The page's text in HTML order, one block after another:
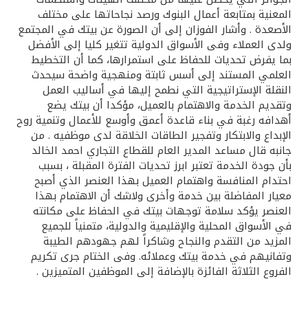
المملكة المتحدة
مملكة البحرين
المعنية بمتابعة أعمال البنوك ورصد نجاحاتها على مختلف
الأصعدة . وأشار الفوزان إلى أن الصورة عن بيتك في المجتمع
ولدى العملاء وفى الأسواق الدولية تتغير كليا إلى الأفضل
بما يفرض تحديات للحفاظ على استمرارها، كما أن التخطيط
العلمي المستند إلى أسس ثابتة ومنهجية واضحة سيحدث
النقلة الإستراتيجية التي نطمح إليها في أساليب العمل
وتقديم الخدمة والاهتمام بالعميل، مؤكدا أن بيتك يضع
أهدافه رغبة في بناء قاعدة أعمق وأوسع للأعمال وتنمية روح
الإبداع والابتكار وتفجير الطاقات الخلاقة لدى موظفيه . من
جانبه قال مساعد المدير العام للقطاع التجاري احمد الخالد
بأن جودة الخدمة تعتبر ابرز تحديات الفترة المقبلة ، بسبب
احتدام المنافسة واهتمام العميل بهذا العنصر الذي أصبح
معيار المفاضلة بين خدمة وأخرى ولاشك أن الاهتمام بهذا
العنصر يؤكد سلامة توجهات بيتك في الحفاظ على مكانته
في الأسواق المحلية والإقليمية والدولية، متمنياً للجميع
المزيد من التقدم والنجاح وشاكراً لهم جهودهم الطيبة
وتفانيهم في خدمة بيتك وعملائه. وفى الختام جرى تكريم
الفروع الثلاثة الفائزة بالإضافة إلى الموظفين المتميزين .